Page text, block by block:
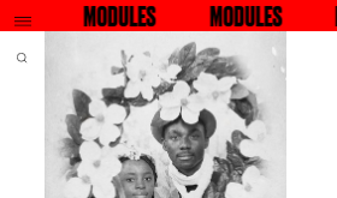
MODULES MODULES
RECHERCHER RECHERCHER